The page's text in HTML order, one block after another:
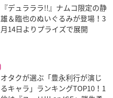
『デュラララ!!』ナムコ限定の静
雄＆臨也のぬいぐるみが登場！3
月14日よりプライズで展開
オタクが選ぶ「豊永利行が演じ
るキャラ」ランキングTOP10！1